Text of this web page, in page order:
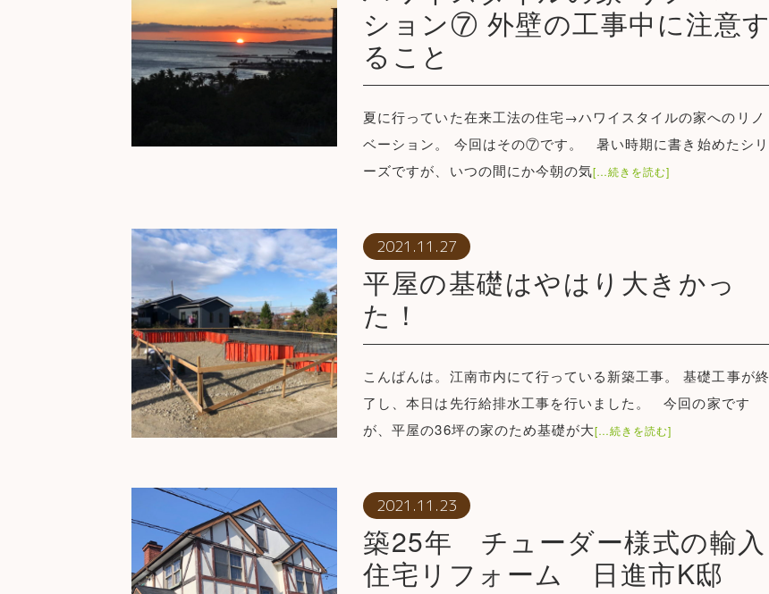
ション⑦ 外壁の工事中に注意す
ること
夏に行っていた在来工法の住宅→ハワイスタイルの家へのリノ
ベーション。 今回はその⑦です。 暑い時期に書き始めたシリ
ーズですが、いつの間にか今朝の気[…続きを読む]
2021.11.27
平屋の基礎はやはり大きかっ
た！
こんばんは。江南市内にて行っている新築工事。 基礎工事が終
了し、本日は先行給排水工事を行いました。 今回の家です
が、平屋の36坪の家のため基礎が大[…続きを読む]
2021.11.23
築25年 チューダー様式の輸入
住宅リフォーム 日進市K邸